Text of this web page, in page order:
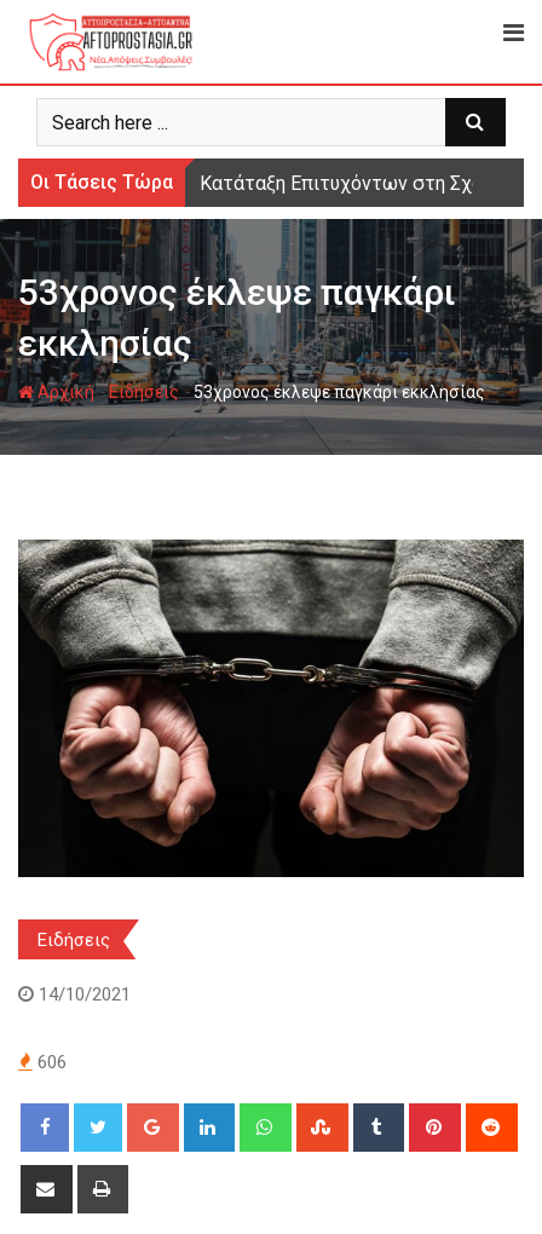
Ψάχνω
για...
Οι Τάσεις Τώρα Κατάταξη Επιτυχόντων στη Σχολή
53χρονος έκλεψε παγκάρι
εκκλησίας
Αρχική-Ειδήσεις-53χρονος έκλεψε παγκάρι εκκλησίας
Ειδήσεις
14/10/2021
606
Google+ LinkedIn WhatsappStumbleUpon
Tumblr Pinterest
Share